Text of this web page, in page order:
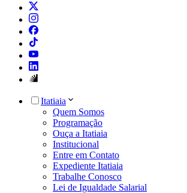
Itatiaia
Quem Somos
Programação
Ouça a Itatiaia
Institucional
Entre em Contato
Expediente Itatiaia
Trabalhe Conosco
Lei de Igualdade Salarial